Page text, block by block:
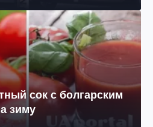
сок с болгарским
зиму